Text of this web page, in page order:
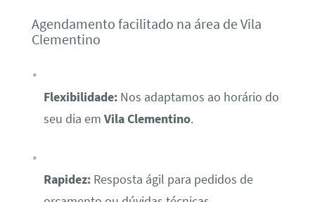
Agendamento facilitado na área de Vila
Clementino
Flexibilidade:Nos adaptamos ao horário do
seu dia em Vila Clementino.
Rapidez:Resposta ágil para pedidos de